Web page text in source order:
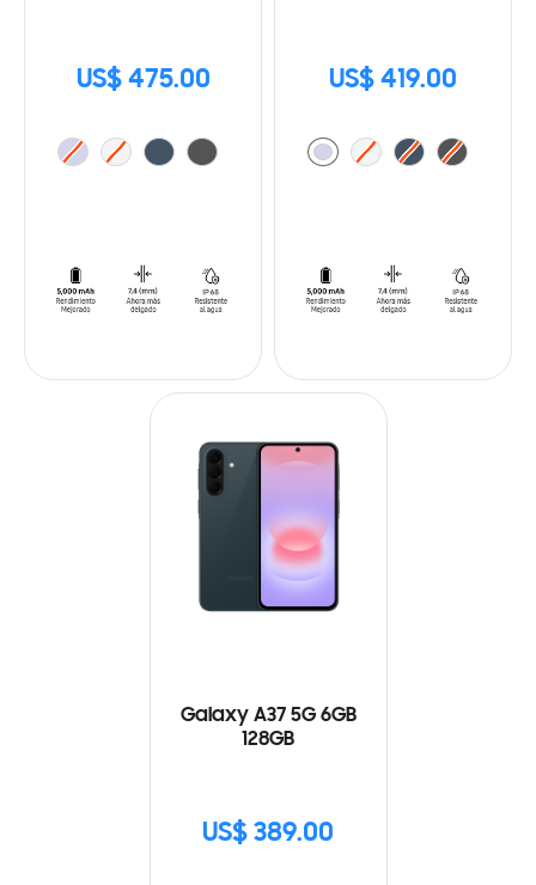
US$ 475.00 US$ 419.00
Galaxy A37 5G 6GB
128GB
US$ 389.00